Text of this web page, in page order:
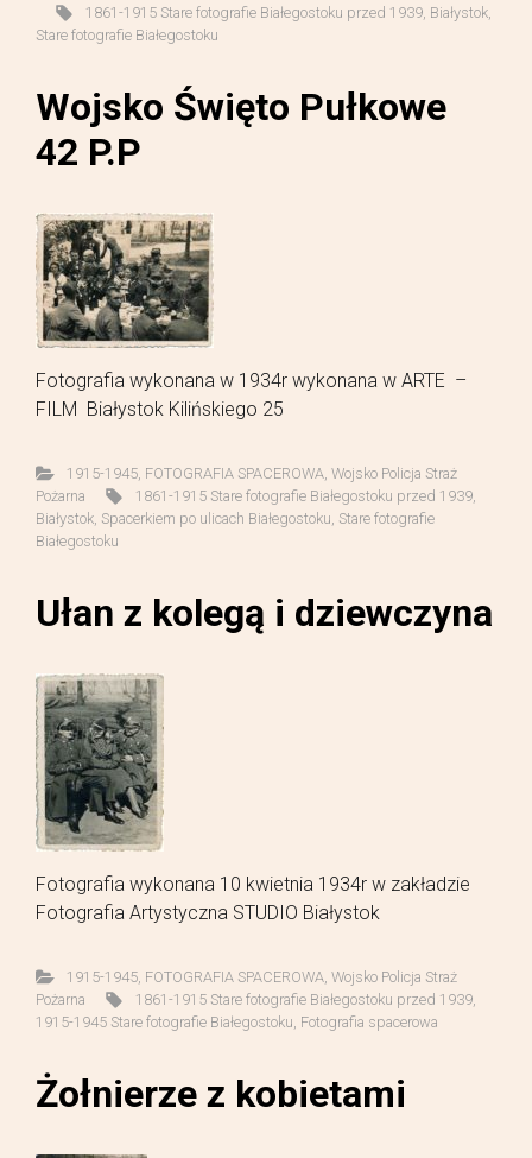
1861-1915 Stare fotografie Białegostoku przed 1939, Białystok,
Stare fotografie Białegostoku
Wojsko Święto Pułkowe
42 P.P
Fotografia wykonana w 1934r wykonana w ARTE –
FILM Białystok Kilińskiego 25
1915-1945, FOTOGRAFIA SPACEROWA Wojsko Policja Straż
Pożarna
1861-1915 Stare fotografie Białegostoku przed 1939,
Białystok Spacerkiem po ulicach Białegostoku Stare fotografie
Białegostoku
Ułan z kolegą i dziewczyna
Fotografia wykonana 10 kwietnia 1934r w zakładzie
Fotografia Artystyczna STUDIO Białystok
1915-1945, FOTOGRAFIA SPACEROWA Wojsko Policja Straż
Pożarna
1861-1915 Stare fotografie Białegostoku przed 1939,
1915-1945 Stare fotografie Białegostoku Fotografia spacerowa
Żołnierze z kobietami